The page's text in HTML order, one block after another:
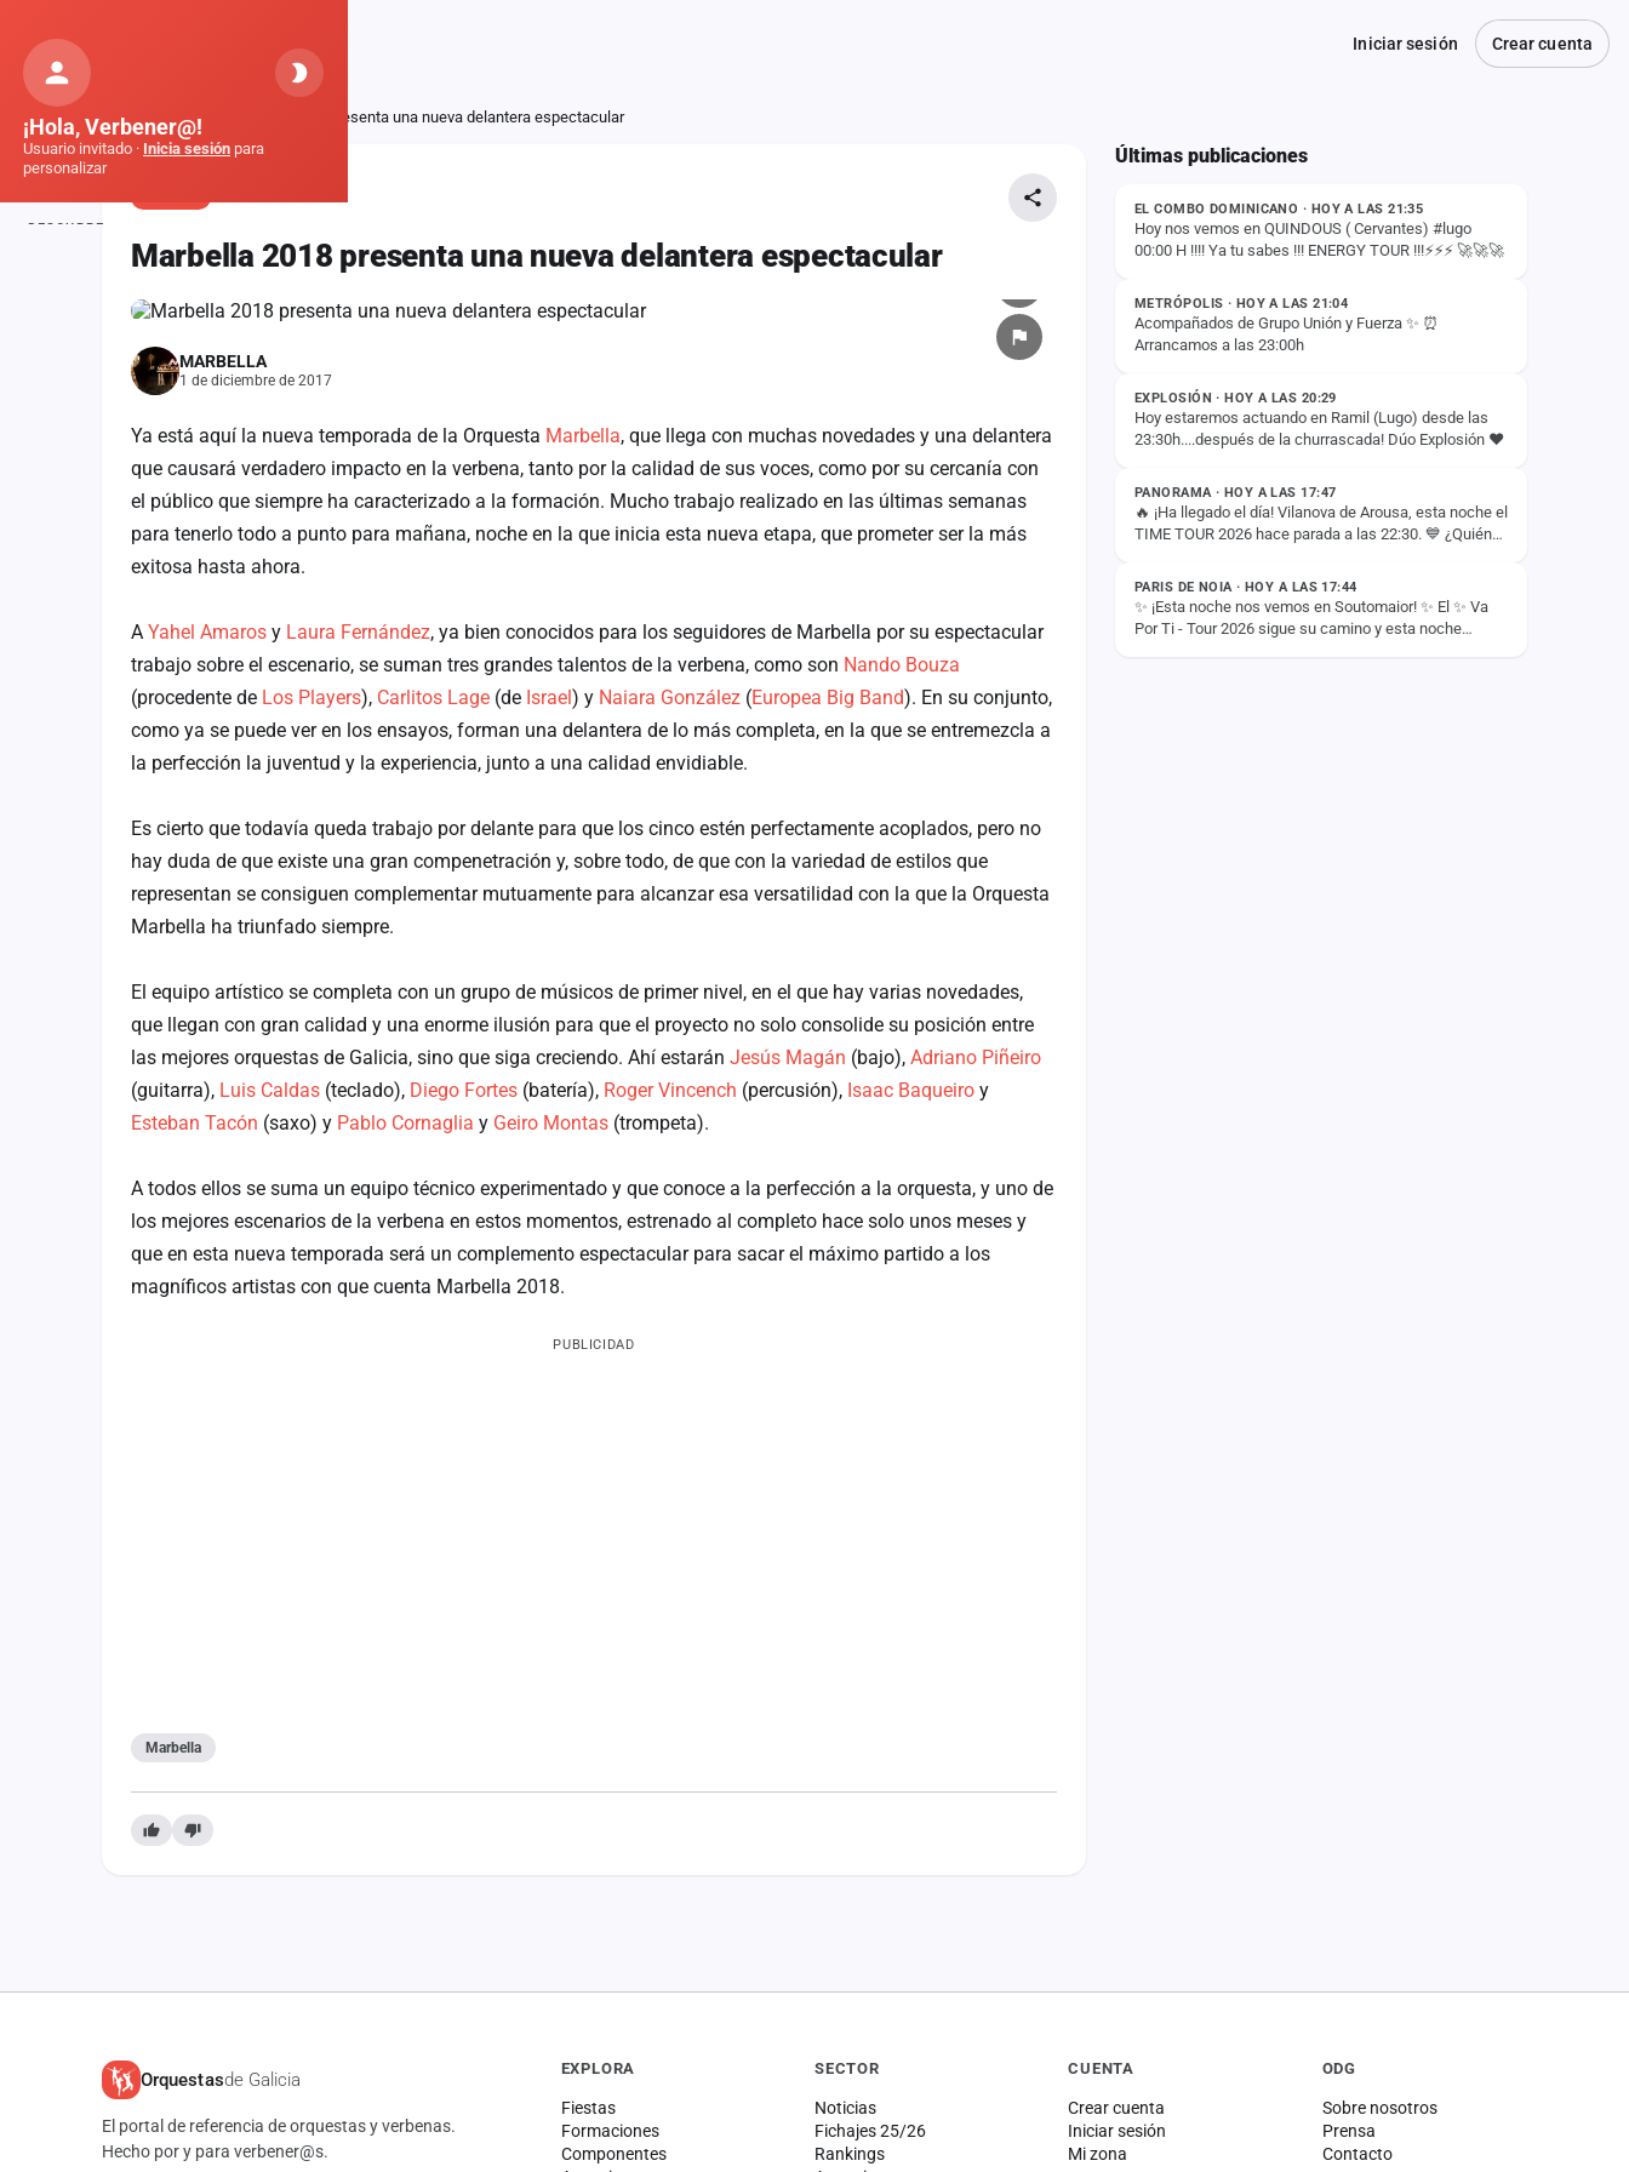
Iniciar sesión Crear cuenta
Inicio Noticias Marbella 2018 presenta una nueva delantera espectacular
Marbella 2018 presenta una nueva delantera espectacular
MARBELLA
1 de diciembre de 2017
Ya está aquí la nueva temporada de la Orquesta Marbella, que llega con muchas novedades y una delantera
que causará verdadero impacto en la verbena, tanto por la calidad de sus voces, como por su cercanía con
el público que siempre ha caracterizado a la formación. Mucho trabajo realizado en las últimas semanas
para tenerlo todo a punto para mañana, noche en la que inicia esta nueva etapa, que prometer ser la más
exitosa hasta ahora.
A Yahel Amaros y Laura Fernández, ya bien conocidos para los seguidores de Marbella por su espectacular
trabajo sobre el escenario, se suman tres grandes talentos de la verbena, como son Nando Bouza
(procedente de Los Players), Carlitos Lage (de Israel) y Naiara González (Europea Big Band). En su conjunto,
como ya se puede ver en los ensayos, forman una delantera de lo más completa, en la que se entremezcla a
la perfección la juventud y la experiencia, junto a una calidad envidiable.
Es cierto que todavía queda trabajo por delante para que los cinco estén perfectamente acoplados, pero no
hay duda de que existe una gran compenetración y, sobre todo, de que con la variedad de estilos que
representan se consiguen complementar mutuamente para alcanzar esa versatilidad con la que la Orquesta
Marbella ha triunfado siempre.
El equipo artístico se completa con un grupo de músicos de primer nivel, en el que hay varias novedades,
que llegan con gran calidad y una enorme ilusión para que el proyecto no solo consolide su posición entre
las mejores orquestas de Galicia, sino que siga creciendo. Ahí estarán Jesús Magán (bajo), Adriano Piñeiro
(guitarra), Luis Caldas (teclado), Diego Fortes (batería), Roger Vincench (percusión), Isaac Baqueiro y
Esteban Tacón (saxo) y Pablo Cornaglia y Geiro Montas (trompeta).
A todos ellos se suma un equipo técnico experimentado y que conoce a la perfección a la orquesta, y uno de
los mejores escenarios de la verbena en estos momentos, estrenado al completo hace solo unos meses y
que en esta nueva temporada será un complemento espectacular para sacar el máximo partido a los
magníficos artistas con que cuenta Marbella 2018.
PUBLICIDAD
Marbella
Últimas publicaciones
ESTADO
EL COMBO DOMINICANO · HOY A LAS 21:35
Hoy nos vemos en QUINDOUS ( Cervantes) #lugo
00:00 H !!!! Ya tu sabes !!! ENERGY TOUR !!!⚡️⚡️⚡️ 🚀🚀🚀
ESTADO
METRÓPOLIS · HOY A LAS 21:04
Acompañados de Grupo Unión y Fuerza ✨ ⏰
Arrancamos a las 23:00h
ESTADO
EXPLOSIÓN · HOY A LAS 20:29
Hoy estaremos actuando en Ramil (Lugo) desde las
23:30h....después de la churrascada! Dúo Explosión ❤️
ESTADO
PANORAMA · HOY A LAS 17:47
🔥 ¡Ha llegado el día! Vilanova de Arousa, esta noche el
TIME TOUR 2026 hace parada a las 22:30. 💙 ¿Quién
ESTADO
PARIS DE NOIA · HOY A LAS 17:44
✨ ¡Esta noche nos vemos en Soutomaior! ✨ El ✨ Va
Por Ti - Tour 2026 sigue su camino y esta noche
Orquestasde Galicia
El portal de referencia de orquestas y verbenas.
Hecho por y para verbener@s.
EXPLORA
Fiestas
Formaciones
Componentes
SECTOR
Noticias
Fichajes 25/26
Rankings
CUENTA
Crear cuenta
Iniciar sesión
Mi zona
ODG
Sobre nosotros
Prensa
Contacto
¡Hola, Verbener@!
Usuario invitado · Inicia sesión para
personalizar
DESCUBRE
Formaciones
Mapa de fiestas
Componentes
Iniciar sesión
Crear cuenta
Administración